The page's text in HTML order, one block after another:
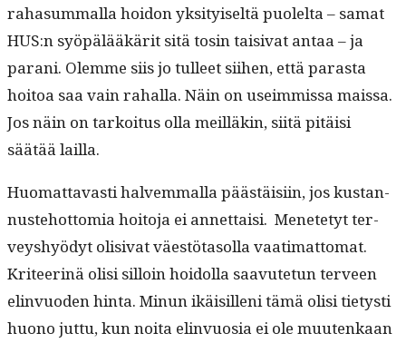
raha­sum­mal­la hoidon yksi­tyiseltä puolelta – samat
HUS:n syöpälääkärit sitä tosin taisi­vat antaa – ja
parani. Olemme siis jo tulleet siihen, että paras­ta
hoitoa saa vain rahal­la. Näin on useim­mis­sa mais­sa.
Jos näin on tarkoi­tus olla meil­läkin, siitä pitäisi
säätää lailla.
Huo­mat­tavasti halvem­mal­la päästäisi­in, jos kus­tan­
nuste­hot­to­mia hoito­ja ei annet­taisi. Menete­tyt ter­
veyshyödyt oli­si­vat väestö­ta­sol­la vaa­ti­mat­tomat.
Kri­teer­inä olisi sil­loin hoidol­la saavute­tun ter­veen
elin­vuo­den hin­ta. Min­un ikäisil­leni tämä olisi tietysti
huono jut­tu, kun noi­ta elin­vu­osia ei ole muutenkaan